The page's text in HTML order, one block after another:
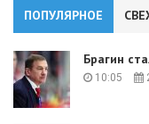
ПОПУЛЯРНОЕ
Брагин
10:05